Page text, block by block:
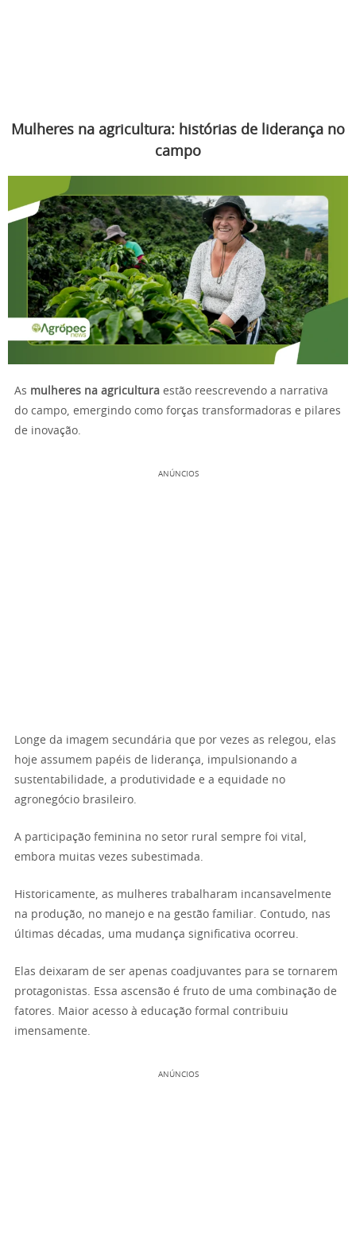
Mulheres na agricultura: histórias de liderança no
campo
As mulheres na agricultura estão reescrevendo a narrativa
do campo, emergindo como forças transformadoras e pilares
de inovação.
ANÚNCIOS
Longe da imagem secundária que por vezes as relegou, elas
hoje assumem papéis de liderança, impulsionando a
sustentabilidade, a produtividade e a equidade no
agronegócio brasileiro.
A participação feminina no setor rural sempre foi vital,
embora muitas vezes subestimada.
Historicamente, as mulheres trabalharam incansavelmente
na produção, no manejo e na gestão familiar. Contudo, nas
últimas décadas, uma mudança significativa ocorreu.
Elas deixaram de ser apenas coadjuvantes para se tornarem
protagonistas. Essa ascensão é fruto de uma combinação de
fatores. Maior acesso à educação formal contribuiu
imensamente.
ANÚNCIOS